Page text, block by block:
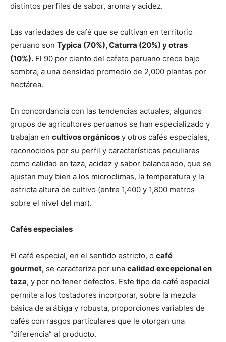
distintos perfiles de sabor, aroma y acidez.
Las variedades de café que se cultivan en territorio
peruano son Typica (70%), Caturra (20%) y otras
(10%). El 90 por ciento del cafeto peruano crece bajo
sombra, a una densidad promedio de 2,000 plantas por
hectárea.
En concordancia con las tendencias actuales, algunos
grupos de agricultores peruanos se han especializado y
trabajan en cultivos orgánicos y otros cafés especiales,
reconocidos por su perfil y características peculiares
como calidad en taza, acidez y sabor balanceado, que se
ajustan muy bien a los microclimas, la temperatura y la
estricta altura de cultivo (entre 1,400 y 1,800 metros
sobre el nivel del mar).
Cafés especiales
El café especial, en el sentido estricto, o café
gourmet, se caracteriza por una calidad excepcional en
taza, y por no tener defectos. Este tipo de café especial
permite a los tostadores incorporar, sobre la mezcla
básica de arábiga y robusta, proporciones variables de
cafés con rasgos particulares que le otorgan una
“diferencia” al producto.